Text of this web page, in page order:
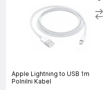
Apple Lightning to USB 1m
Polnilni Kabel